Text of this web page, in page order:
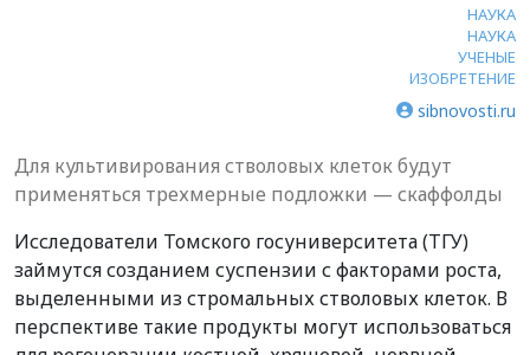
НАУКА
НАУКА
УЧЕНЫЕ
ИЗОБРЕТЕНИЕ
sibnovosti.ru
Для культивирования стволовых клеток будут
применяться трехмерные подложки — скаффолды
Исследователи Томского госуниверситета (ТГУ)
займутся созданием суспензии с факторами роста,
выделенными из стромальных стволовых клеток. В
перспективе такие продукты могут использоваться